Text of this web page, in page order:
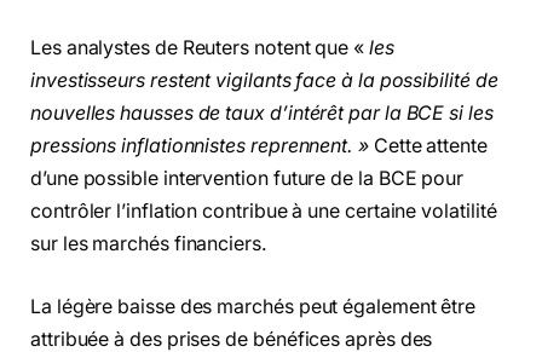
Les analystes de Reuters notent que « les
investisseurs restent vigilants face à la possibilité de
nouvelles hausses de taux d’intérêt par la BCE si les
pressions inflationnistes reprennent. »Cette attente
d’une possible intervention future de la BCE pour
contrôler l’inflation contribue à une certaine volatilité
sur les marchés financiers.
La légère baisse des marchés peut également être
attribuée à des prises de bénéfices après des